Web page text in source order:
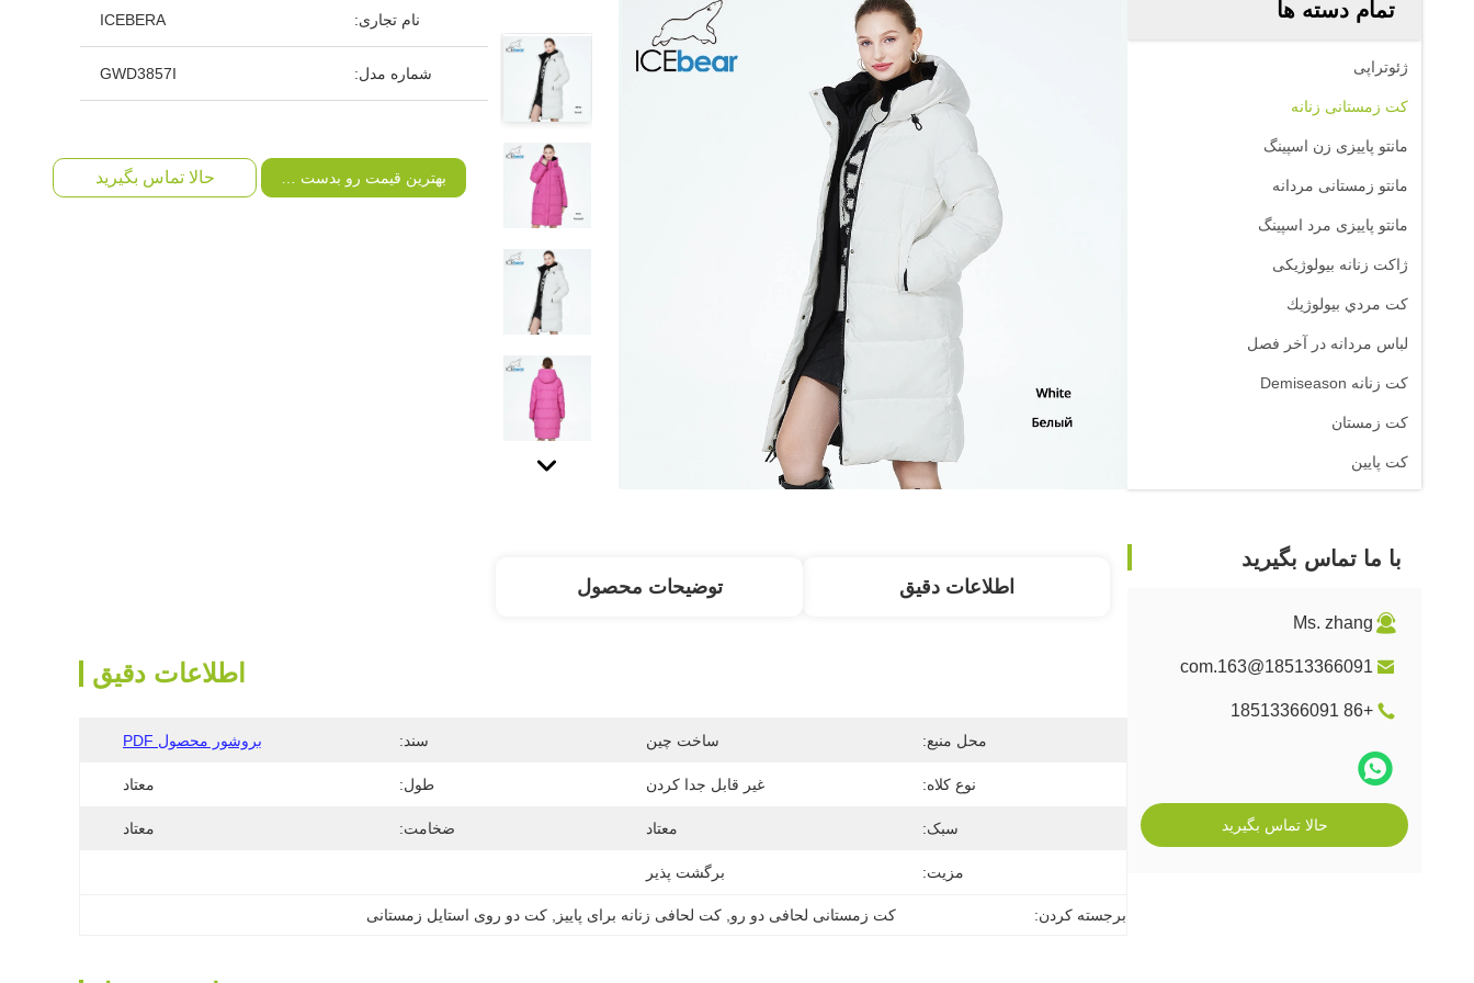
تمام دسته ها
ژئوتراپی
کت زمستانی زنانه
مانتو پاییزی زن اسپینگ
مانتو زمستانی مردانه
مانتو پاییزی مرد اسپینگ
ژاکت زنانه بیولوژیکی
کت مردي بيولوژيك
لباس مردانه در آخر فصل
کت زنانه Demiseason
کت زمستان
کت پایین
با ما تماس بگیرید
Ms. zhang
18513366091@163.com
+86 18513366091
حالا تماس بگیرید
نام تجاری: ICEBERA
شماره مدل: GWD3857I
بهترین قیمت رو بدست بیار حالا تماس بگیرید
اطلاعات دقیق توضیحات محصول
اطلاعات دقیق
محل منبع: ساخت چین سند: بروشور محصول PDF
نوع کلاه: غیر قابل جدا کردن طول: معتاد
سبک: معتاد ضخامت: معتاد
مزیت: برگشت پذیر
برجسته کردن: کت زمستانی لحافی دو رو , کت لحافی زنانه برای پاییز , کت دو روی استایل زمستانی